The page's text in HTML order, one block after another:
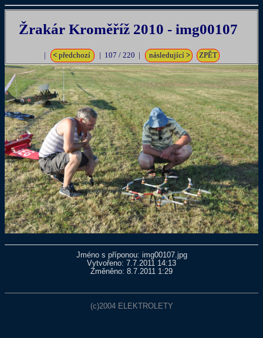
Žrakár Kroměříž 2010 - img00107
< předchozí | 107 / 220 | následující > ZPĚT
Jméno s příponou: img00107.jpg
Vytvořeno: 7.7.2011 14:13
Změněno: 8.7.2011 1:29
(c)2004 ELEKTROLETY